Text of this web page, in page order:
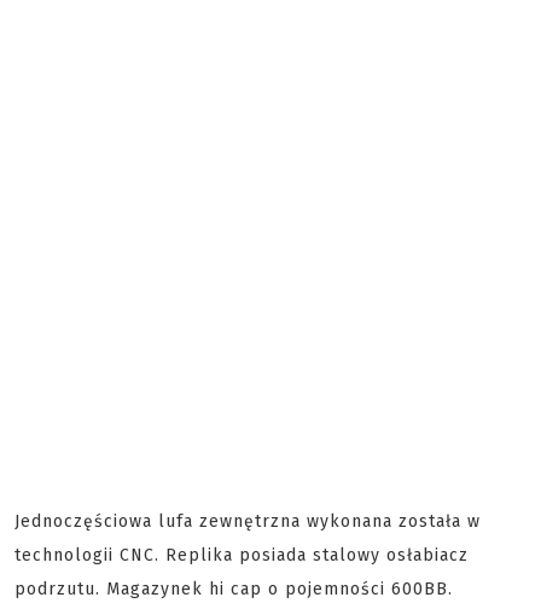
Jednoczęściowa lufa zewnętrzna wykonana została w
technologii CNC. Replika posiada stalowy osłabiacz
podrzutu. Magazynek hi cap o pojemności 600BB.